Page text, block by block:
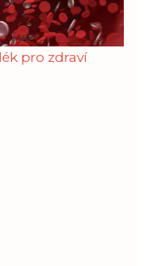
pro zdraví